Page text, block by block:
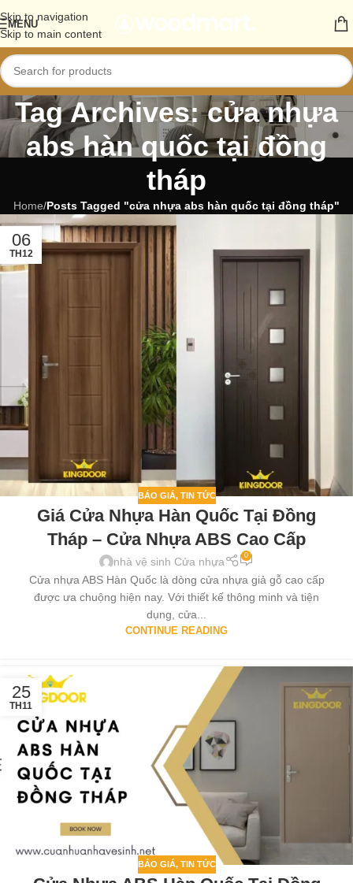
Skip to navigation
Skip to main content
MENU
Tag Archives: cửa nhựa
abs hàn quốc tại đồng
tháp
Home/Posts Tagged "cửa nhựa abs hàn quốc tại đồng tháp"
06
TH12
BÁO GIÁ, TIN TỨC
Giá Cửa Nhựa Hàn Quốc Tại Đồng
Tháp – Cửa Nhựa ABS Cao Cấp
nhà vệ sinh Cửa nhựa 0
Cửa nhựa ABS Hàn Quốc là dòng cửa nhựa giả gỗ cao cấp
được ưa chuộng hiện nay. Với thiết kế thông minh và tiện
dụng, cửa...
CONTINUE READING
25
TH11
BÁO GIÁ, TIN TỨC